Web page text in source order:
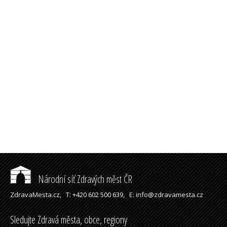
Národní síť Zdravých měst ČR
ZdravaMesta.cz,T: +420 602 500 639,E: info@zdravamesta.cz
Sledujte Zdravá města, obce, regiony